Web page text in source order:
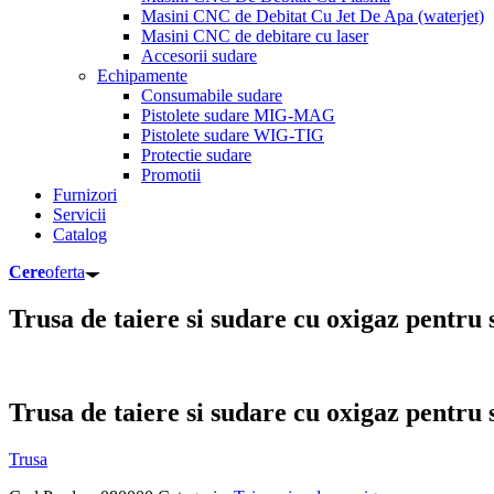
Masini CNC de Debitat Cu Jet De Apa (waterjet)
Masini CNC de debitare cu laser
Accesorii sudare
Echipamente
Consumabile sudare
Pistolete sudare MIG-MAG
Pistolete sudare WIG-TIG
Protectie sudare
Promotii
Furnizori
Servicii
Catalog
Cereoferta
Trusa de taiere si sudare cu oxigaz pentru
Trusa de taiere si sudare cu oxigaz pentru
Trusa